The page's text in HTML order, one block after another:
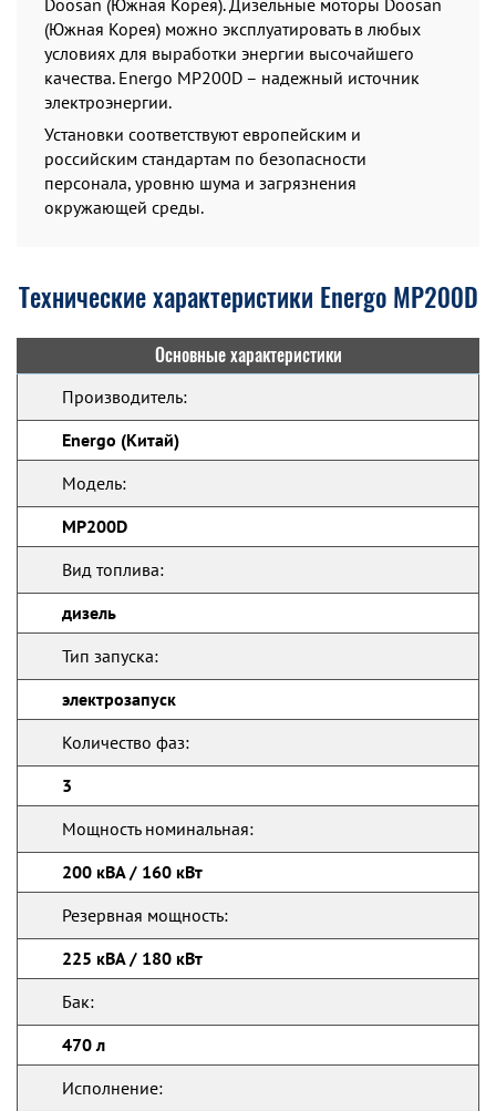
Doosan (Южная Корея). Дизельные моторы Doosan
(Южная Корея) можно эксплуатировать в любых
условиях для выработки энергии высочайшего
качества. Energo MP200D – надежный источник
электроэнергии.
Установки соответствуют европейским и
российским стандартам по безопасности
персонала, уровню шума и загрязнения
окружающей среды.
Технические характеристики Energo MP200D
Основные характеристики
Производитель:
Energo (Китай)
Модель:
MP200D
Вид топлива:
дизель
Тип запуска:
электрозапуск
Количество фаз:
3
Мощность номинальная:
200 кВА / 160 кВт
Резервная мощность:
225 кВА / 180 кВт
Бак:
470 л
Исполнение: